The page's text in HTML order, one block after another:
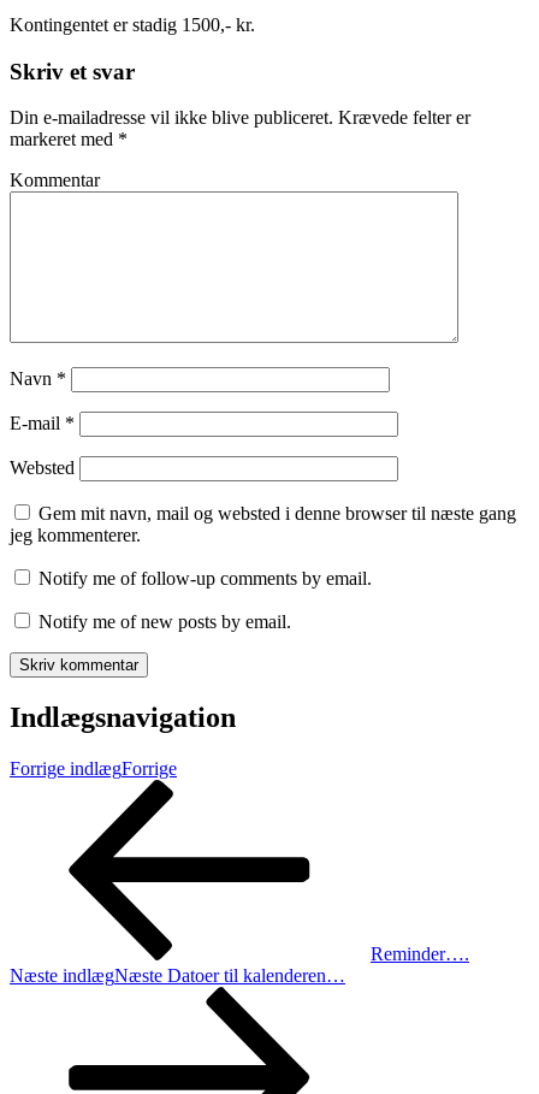
Kontingentet er stadig 1500,- kr.
Skriv et svar
Din e-mailadresse vil ikke blive publiceret. Krævede felter er
markeret med *
Kommentar
Navn *
E-mail *
Websted
Gem mit navn, mail og websted i denne browser til næste gang
jeg kommenterer.
Notify me of follow-up comments by email.
Notify me of new posts by email.
Indlægsnavigation
Forrige indlægForrige
Reminder….
Næste indlægNæste Datoer til kalenderen…